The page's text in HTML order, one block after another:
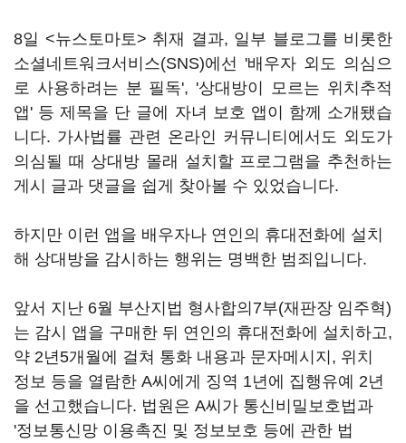
8일 <뉴스토마토> 취재 결과, 일부 블로그를 비롯한
소셜네트워크서비스(SNS)에선 '배우자 외도 의심으
로 사용하려는 분 필독', '상대방이 모르는 위치추적
앱' 등 제목을 단 글에 자녀 보호 앱이 함께 소개됐습
니다. 가사법률 관련 온라인 커뮤니티에서도 외도가
의심될 때 상대방 몰래 설치할 프로그램을 추천하는
게시 글과 댓글을 쉽게 찾아볼 수 있었습니다.
하지만 이런 앱을 배우자나 연인의 휴대전화에 설치
해 상대방을 감시하는 행위는 명백한 범죄입니다.
앞서 지난 6월 부산지법 형사합의7부(재판장 임주혁)
는 감시 앱을 구매한 뒤 연인의 휴대전화에 설치하고,
약 2년5개월에 걸쳐 통화 내용과 문자메시지, 위치
정보 등을 열람한 A씨에게 징역 1년에 집행유예 2년
을 선고했습니다. 법원은 A씨가 통신비밀보호법과
'정보통신망 이용촉진 및 정보보호 등에 관한 법